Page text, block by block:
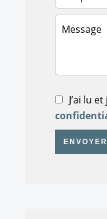
J’ai lu
ENVOYER